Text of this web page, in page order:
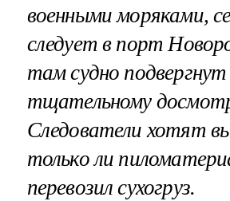
военными моряками,
следует в порт
там судно подвергнут
тщательному
Следователи хотят
только ли
перевозил сухогруз.